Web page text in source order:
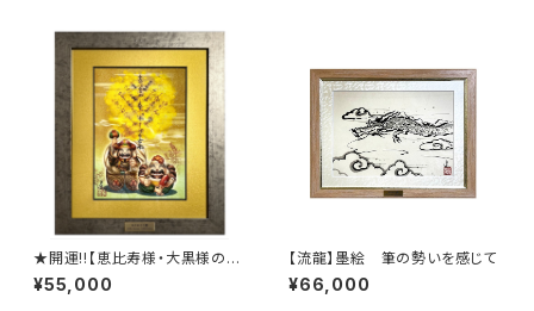
★開運!!【恵比寿様・大黒様の金
のなる木】ミクスドメディア・ジ
ークレー
¥55,000
【流龍】墨絵 筆の勢いを感じて
¥66,000